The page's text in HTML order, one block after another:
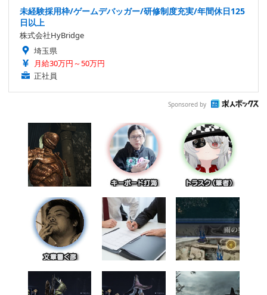
未経験採用枠/ゲームデバッガー/研修制度充実/年間休日125
日以上
株式会社HyBridge
埼玉県
月給30万円～50万円
正社員
Sponsored by